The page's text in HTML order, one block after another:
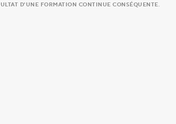
D'UNE FORMATION CONTINUE CONSÉQUENTE.